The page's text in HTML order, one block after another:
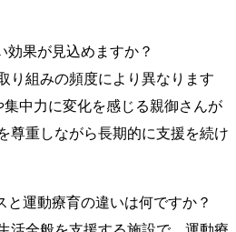
効果が見込めますか？
り組みの頻度により異なります
中力に変化を感じる親御さんが
尊重しながら長期的に支援を続け
と運動療育の違いは何ですか？